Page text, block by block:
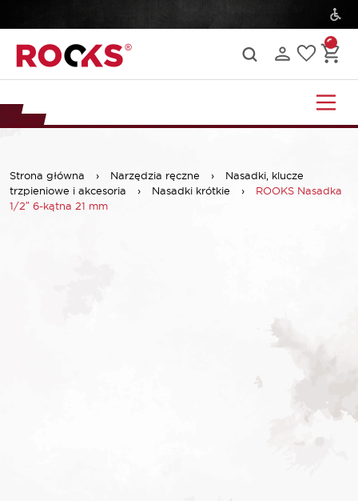
Strona główna › Narzędzia ręczne ›
Nasadki, klucze
trzpieniowe i akcesoria
› Nasadki krótkie ›
ROOKS Nasadka
1/2″ 6-kątna 21 mm